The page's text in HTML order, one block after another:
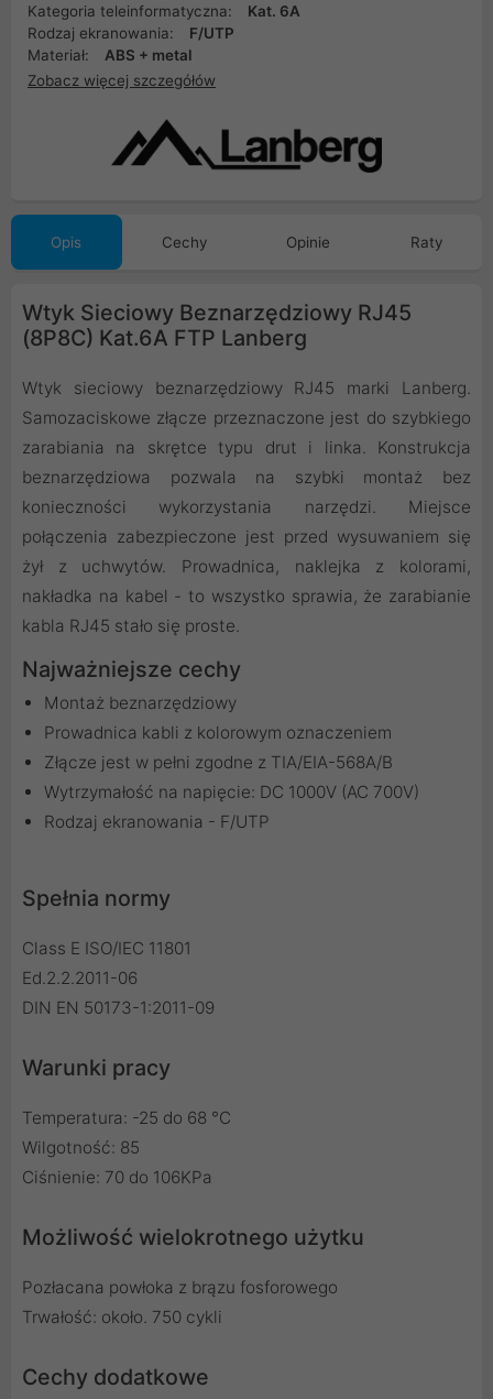
Kategoria teleinformatyczna:
Kat. 6A
Rodzaj ekranowania:
F/UTP
Materiał:
ABS + metal
Zobacz więcej szczegółów
Opis Cechy Opinie Raty
Wtyk Sieciowy Beznarzędziowy RJ45
(8P8C) Kat.6A FTP Lanberg
Wtyk sieciowy beznarzędziowy RJ45 marki Lanberg.
Samozaciskowe złącze przeznaczone jest do szybkiego
zarabiania na skrętce typu drut i linka. Konstrukcja
beznarzędziowa pozwala na szybki montaż bez
konieczności wykorzystania narzędzi. Miejsce
połączenia zabezpieczone jest przed wysuwaniem się
żył z uchwytów. Prowadnica, naklejka z kolorami,
nakładka na kabel - to wszystko sprawia, że zarabianie
kabla RJ45 stało się proste.
Najważniejsze cechy
Montaż beznarzędziowy
Prowadnica kabli z kolorowym oznaczeniem
Złącze jest w pełni zgodne z TIA/EIA-568A/B
Wytrzymałość na napięcie: DC 1000V (AC 700V)
Rodzaj ekranowania - F/UTP
Spełnia normy
Class E ISO/IEC 11801
Ed.2.2.2011-06
DIN EN 50173-1:2011-09
Warunki pracy
Temperatura: -25 do 68 °C
Wilgotność: 85
Ciśnienie: 70 do 106KPa
Możliwość wielokrotnego użytku
Pozłacana powłoka z brązu fosforowego
Trwałość: około. 750 cykli
Cechy dodatkowe